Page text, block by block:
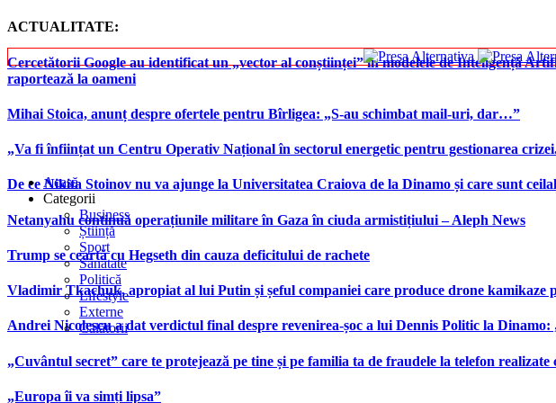
ACTUALITATE:
Cercetătorii Google au identificat un „vector al conștiinței” în modelele de Inteligență
raportează la oameni
Mihai Stoica, anunț despre ofertele pentru Bîrligea: „S-au schimbat mail-uri, dar…”
„Va fi înființat un Centru Operativ Național în sectorul energetic pentru gestionarea
De ce Nikita Stoinov nu va ajunge la Universitatea Craiova de la Dinamo și care sunt
Netanyahu continuă operațiunile militare în Gaza în ciuda armistițiului – Aleph News
Trump se ceartă cu Hegseth din cauza deficitului de rachete
Vladimir Tkachuk, apropiat al lui Putin și șeful companiei care produce drone kamikaze
Andrei Nicolescu a dat verdictul final despre revenirea-șoc a lui Dennis Politic la Dinamo:
„Cuvântul secret” care te protejează pe tine și pe familia ta de fraudele la telefon
„Europa îi va simți lipsa”
Acasă
Categorii
Business
Știință
Sport
Sănătate
Politică
Lifestyle
Externe
Călătorii